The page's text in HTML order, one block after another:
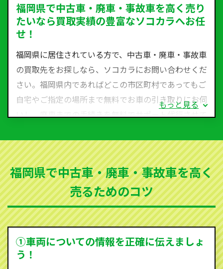
福岡県で中古車・廃車・事故車を高く売り
たいなら買取実績の豊富なソコカラへお任
せ！
福岡県に居住されている方で、中古車・廃車・事故車
の買取先をお探しなら、ソコカラにお問い合わせくだ
さい。福岡県内であればどこの市区町村であってもご
自宅やご指定の場所まで無料でお車の引き取りにお伺
いし、廃車までの手続きを無料でサポート代行させて
など動かない車、水害車、不動車、乗らなくなってし
まった車、車検が切れて動かすことができない車でも
買取可能です。
ソコカラは世界１１０か国に独自の販売ネットワーク
を持ち、国内に自社物流網、自社ヤードをもっている
ため、中間マージンがかかりません。だから高価買取
を実現し、お客様に利益を還元することができるので
す。
もっと見る
福岡県で中古車・廃車・事故車を高く
売るためのコツ
①車両についての情報を正確に伝えましょ
う！